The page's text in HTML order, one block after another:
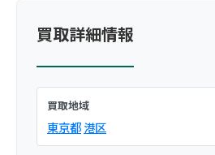
買取詳細情報
買取地域
東京都港区